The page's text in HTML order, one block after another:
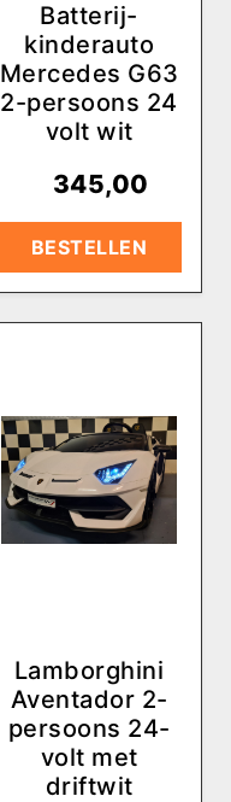
Batterij-
kinderauto
Mercedes G63
2-persoons 24
volt wit
345,00
BESTELLEN
Lamborghini
Aventador 2-
persoons 24-
volt met
driftwit